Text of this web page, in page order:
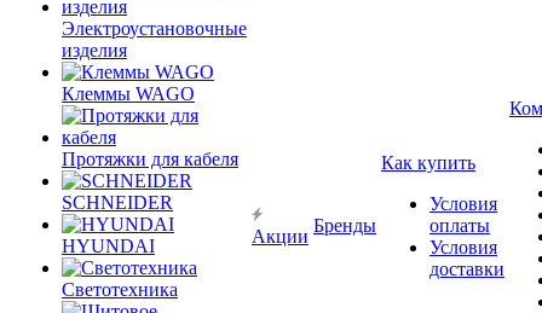
Электроустановочные
изделия
Клеммы WAGO
Протяжки для кабеля
SCHNEIDER
HYUNDAI
Светотехника
Акции
Бренды
Как купить
Условия
оплаты
Условия
доставки